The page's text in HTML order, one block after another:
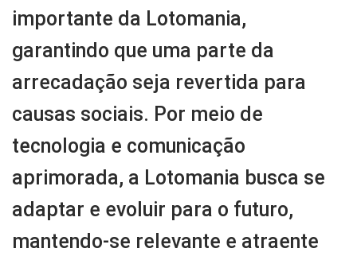
importante da Lotomania,
garantindo que uma parte da
arrecadação seja revertida para
causas sociais. Por meio de
tecnologia e comunicação
aprimorada, a Lotomania busca se
adaptar e evoluir para o futuro,
mantendo-se relevante e atraente